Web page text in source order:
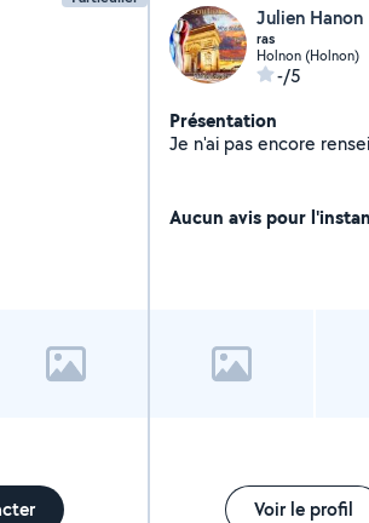
Julien Hanon
ras
Holnon (Holnon)
-/5
Présentation
Aucun avis pour
Voir le profil